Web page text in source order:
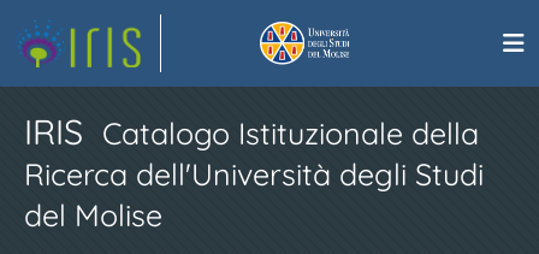
IRIS Catalogo Istituzionale della
Ricerca dell'Università degli Studi
del Molise